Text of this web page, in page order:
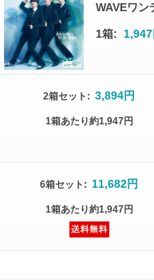
WAVEワン
1箱: 1,947
2箱セット : 3,894円
1箱あたり約1,947円
6箱セット : 11,682円
1箱あたり約1,947円